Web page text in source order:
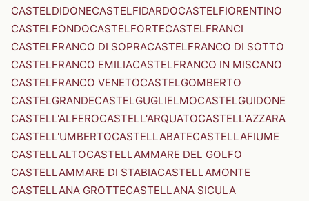
CASTELDIDONECASTELFIDARDOCASTELFIORENTINO
CASTELFONDOCASTELFORTECASTELFRANCI
CASTELFRANCO DI SOPRACASTELFRANCO DI SOTTO
CASTELFRANCO EMILIACASTELFRANCO IN MISCANO
CASTELFRANCO VENETOCASTELGOMBERTO
CASTELGRANDECASTELGUGLIELMOCASTELGUIDONE
CASTELL'ALFEROCASTELL'ARQUATOCASTELL'AZZARA
CASTELL'UMBERTOCASTELLABATECASTELLAFIUME
CASTELLALTOCASTELLAMMARE DEL GOLFO
CASTELLAMMARE DI STABIACASTELLAMONTE
CASTELLANA GROTTECASTELLANA SICULA